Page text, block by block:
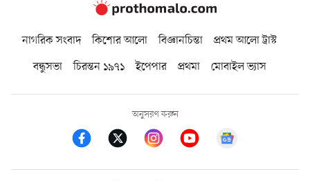
নাগরিক সংবাদ কিশোর আলো বিজ্ঞানচিন্তা
প্রথম আলো ট্রাস্ট
বন্ধুসভা
চিরন্তন ১৯৭১ ইপেপার প্রথমা মোবাইল ভ্যাস
অনুসরণ করুন